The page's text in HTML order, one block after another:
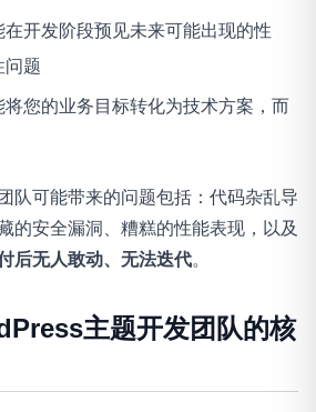
在开发阶段预见未来可能出现的性
问题
将您的业务目标转化为技术方案，而
队可能带来的问题包括：代码杂乱导
的安全漏洞、糟糕的性能表现，以及
后无人敢动、无法迭代。
主题开发团队的核